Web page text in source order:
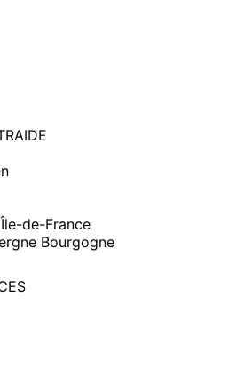
de-France
Bourgogne